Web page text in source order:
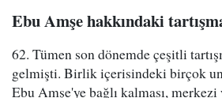
Ebu Amşe hakkındaki
62. Tümen son dönemde çeşitli
gelmişti. Birlik içerisindeki birçok
Ebu Amşe'ye bağlı kalması,